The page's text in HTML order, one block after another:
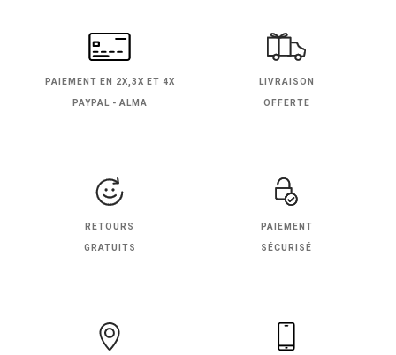
PAIEMENT EN 2X,3X ET 4X
PAYPAL - ALMA
LIVRAISON
OFFERTE
RETOURS
GRATUITS
PAIEMENT
SÉCURISÉ